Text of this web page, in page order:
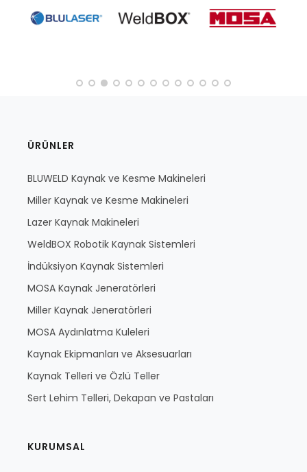
ÜRÜNLER
BLUWELD Kaynak ve Kesme Makineleri
Miller Kaynak ve Kesme Makineleri
Lazer Kaynak Makineleri
WeldBOX Robotik Kaynak Sistemleri
İndüksiyon Kaynak Sistemleri
MOSA Kaynak Jeneratörleri
Miller Kaynak Jeneratörleri
MOSA Aydınlatma Kuleleri
Kaynak Ekipmanları ve Aksesuarları
Kaynak Telleri ve Özlü Teller
Sert Lehim Telleri, Dekapan ve Pastaları
KURUMSAL